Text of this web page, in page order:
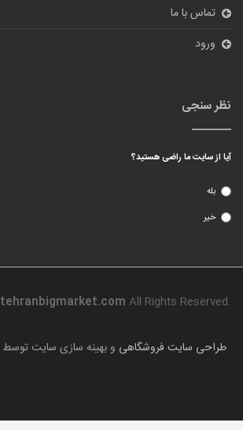
تماس با ما
ورود
نظر سنجی
آیا از سایت ما راضی هستید؟
بله
خیر
tehranbigmarket.com All Rights Reserved.
طراحی سایت فروشگاهی و بهینه سازی سایت توسط